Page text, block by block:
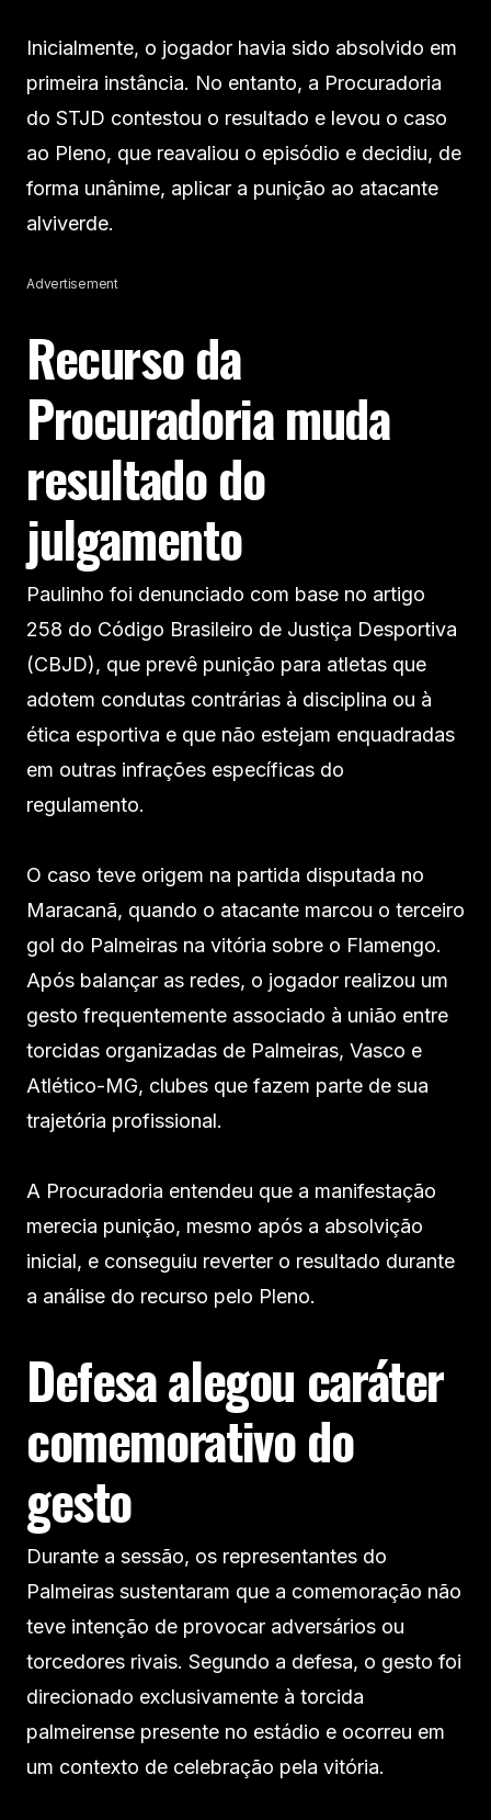
Inicialmente, o jogador havia sido absolvido em
primeira instância. No entanto, a Procuradoria
do STJD contestou o resultado e levou o caso
ao Pleno, que reavaliou o episódio e decidiu, de
forma unânime, aplicar a punição ao atacante
alviverde.
Advertisement
Recurso da
Procuradoria muda
resultado do
julgamento
Paulinho foi denunciado com base no artigo
258 do Código Brasileiro de Justiça Desportiva
(CBJD), que prevê punição para atletas que
adotem condutas contrárias à disciplina ou à
ética esportiva e que não estejam enquadradas
em outras infrações específicas do
regulamento.
O caso teve origem na partida disputada no
Maracanã, quando o atacante marcou o terceiro
gol do Palmeiras na vitória sobre o Flamengo.
Após balançar as redes, o jogador realizou um
gesto frequentemente associado à união entre
torcidas organizadas de Palmeiras, Vasco e
Atlético-MG, clubes que fazem parte de sua
trajetória profissional.
A Procuradoria entendeu que a manifestação
merecia punição, mesmo após a absolvição
inicial, e conseguiu reverter o resultado durante
a análise do recurso pelo Pleno.
Defesa alegou caráter
comemorativo do
gesto
Durante a sessão, os representantes do
Palmeiras sustentaram que a comemoração não
teve intenção de provocar adversários ou
torcedores rivais. Segundo a defesa, o gesto foi
direcionado exclusivamente à torcida
palmeirense presente no estádio e ocorreu em
um contexto de celebração pela vitória.